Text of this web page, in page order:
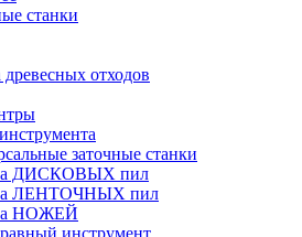
станки
древесных отходов
заточные станки
ДИСКОВЫХ пил
ЛЕНТОЧНЫХ пил
НОЖЕЙ